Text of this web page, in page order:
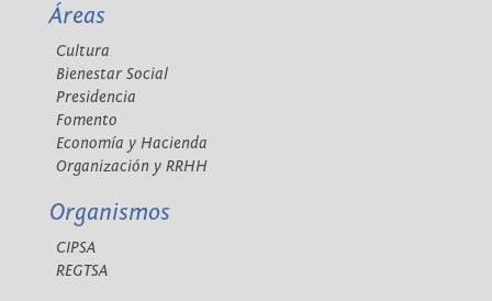
Áreas
Cultura
Bienestar Social
Presidencia
Fomento
Economía y Hacienda
Organización y RRHH
Organismos
CIPSA
REGTSA